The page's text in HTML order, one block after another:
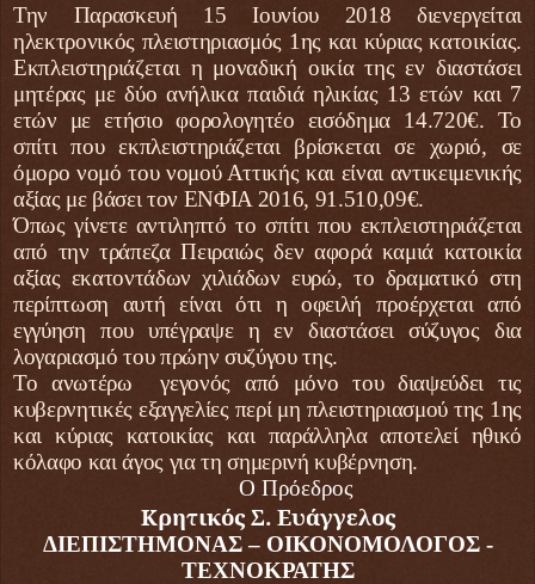
Την Παρασκευή 15 Ιουνίου 2018 διενεργείται
ηλεκτρονικός πλειστηριασμός 1ης και κύριας κατοικίας.
Εκπλειστηριάζεται η μοναδική οικία της εν διαστάσει
μητέρας με δύο ανήλικα παιδιά ηλικίας 13 ετών και 7
ετών με ετήσιο φορολογητέο εισόδημα 14.720€. Το
σπίτι που εκπλειστηριάζεται βρίσκεται σε χωριό, σε
όμορο νομό του νομού Αττικής και είναι αντικειμενικής
αξίας με βάσει τον ΕΝΦΙΑ 2016, 91.510,09€.
Όπως γίνετε αντιληπτό το σπίτι που εκπλειστηριάζεται
από την τράπεζα Πειραιώς δεν αφορά καμιά κατοικία
αξίας εκατοντάδων χιλιάδων ευρώ, το δραματικό στη
περίπτωση αυτή είναι ότι η οφειλή προέρχεται από
εγγύηση που υπέγραψε η εν διαστάσει σύζυγος δια
λογαριασμό του πρώην συζύγου της.
Το ανωτέρω γεγονός από μόνο του διαψεύδει τις
κυβερνητικές εξαγγελίες περί μη πλειστηριασμού της 1ης
και κύριας κατοικίας και παράλληλα αποτελεί ηθικό
κόλαφο και άγος για τη σημερινή κυβέρνηση.
Ο Πρόεδρος
Κρητικός Σ. Ευάγγελος
ΔΙΕΠΙΣΤΗΜΟΝΑΣ – ΟΙΚΟΝΟΜΟΛΟΓΟΣ -
ΤΕΧΝΟΚΡΑΤΗΣ